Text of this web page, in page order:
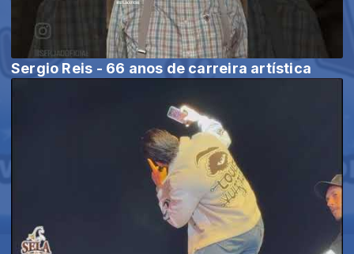
Sergio Reis - 66 anos de carreira artística